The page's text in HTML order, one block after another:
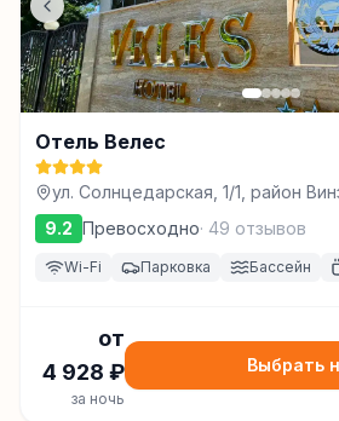
Отель Велес
ул. Солнцедарская, 1/1, район
9.2 Превосходно· 49 отзывов
Wi-Fi Парковка Бассейн
от
4 928 ₽
за ночь
Выбрать